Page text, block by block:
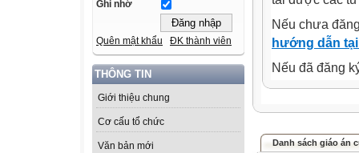
Ghi nhớ
Quên mật khẩu ĐK thành viên
THÔNG TIN
Giới thiệu chung
Cơ cấu tổ chức
Văn bản mới
Nếu chưa
hướng dẫn
Nếu đã đăng
Danh sách giáo án